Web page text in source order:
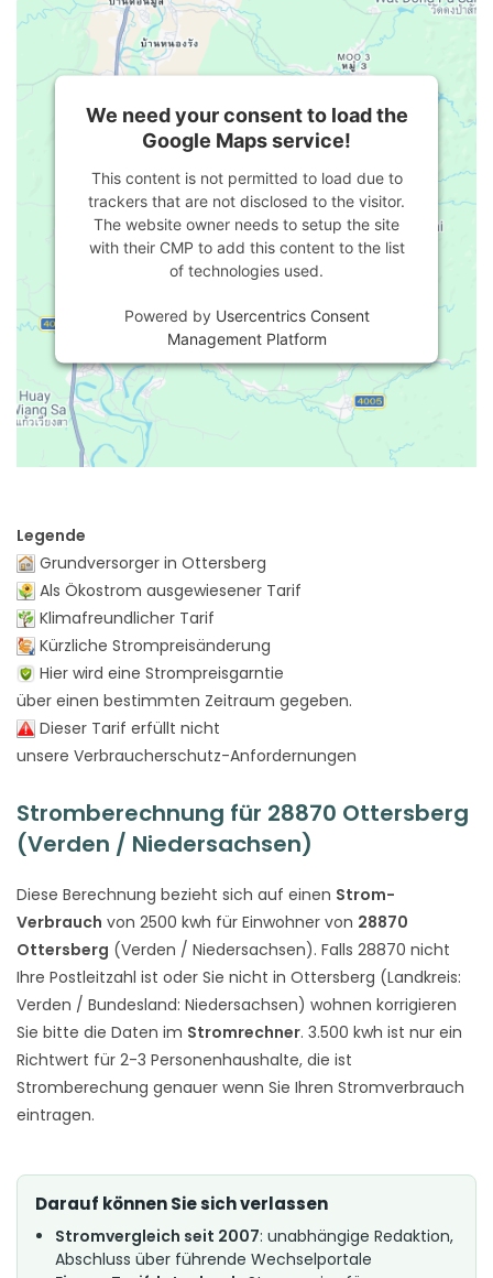
We need your consent to load the
Google Maps service!
This content is not permitted to load due to
trackers that are not disclosed to the visitor.
The website owner needs to setup the site
with their CMP to add this content to the list
of technologies used.
Powered by Usercentrics Consent
Management Platform
Legende
Grundversorger in Ottersberg
Als Ökostrom ausgewiesener Tarif
Klimafreundlicher Tarif
Kürzliche Strompreisänderung
Hier wird eine Strompreisgarntie
über einen bestimmten Zeitraum gegeben.
Dieser Tarif erfüllt nicht
unsere Verbraucherschutz-Anfordernungen
Stromberechnung für 28870 Ottersberg
(Verden / Niedersachsen)
Diese Berechnung bezieht sich auf einen Strom-
Verbrauch von 2500 kwh für Einwohner von 28870
Ottersberg (Verden / Niedersachsen). Falls 28870 nicht
Ihre Postleitzahl ist oder Sie nicht in Ottersberg (Landkreis:
Verden / Bundesland: Niedersachsen) wohnen korrigieren
Sie bitte die Daten im Stromrechner. 3.500 kwh ist nur ein
Richtwert für 2-3 Personenhaushalte, die ist
Stromberechung genauer wenn Sie Ihren Stromverbrauch
eintragen.
Darauf können Sie sich verlassen
Stromvergleich seit 2007: unabhängige Redaktion,
Abschluss über führende Wechselportale